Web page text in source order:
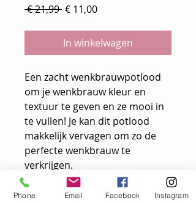
€ 21,99 Normale
€ 11,00Verkoopprijs
In winkelwagen
Een zacht wenkbrauwpotlood
om je wenkbrauw kleur en
textuur te geven en ze mooi in
te vullen! Je kan dit potlood
makkelijk vervagen om zo de
perfecte wenkbrauw te
verkrijgen.
gebruiksaanwijzing
Phone Email Facebook Instagram